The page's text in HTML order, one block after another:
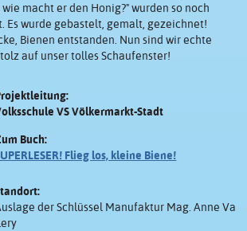
macht er den Honig?" wurden so noch
Es wurde gebastelt, gemalt, gezeichnet!
Bienen entstanden. Nun sind wir echte
auf unser tolles Schaufenster!
VS Völkermarkt-Stadt
Buch:
Flieg los, kleine Biene!
der Schlüssel Manufaktur Mag. Anne Va